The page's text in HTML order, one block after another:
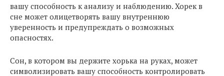
вашу способность к анализу и наблюдению. Хорек в
сне может олицетворять вашу внутреннюю
уверенность и предупреждать о возможных
опасностях.
Сон, в котором вы держите хорька на руках, может
символизировать вашу способность контролировать